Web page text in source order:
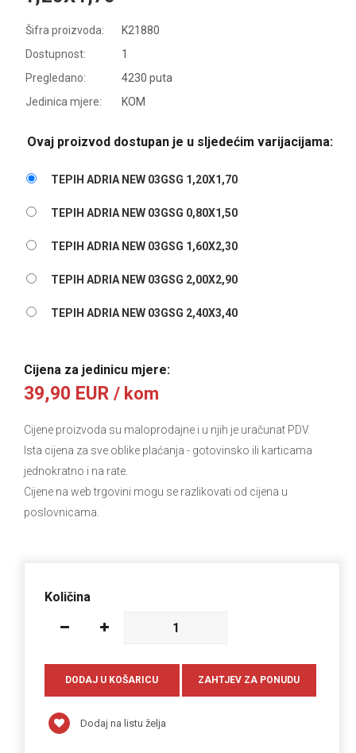
Šifra proizvoda:
K21880
Dostupnost:
1
Pregledano:
4230 puta
Jedinica mjere:
KOM
Ovaj proizvod dostupan je u sljedećim varijacijama:
TEPIH ADRIA NEW 03GSG 1,20X1,70
TEPIH ADRIA NEW 03GSG 0,80X1,50
TEPIH ADRIA NEW 03GSG 1,60X2,30
TEPIH ADRIA NEW 03GSG 2,00X2,90
TEPIH ADRIA NEW 03GSG 2,40X3,40
Cijena za jedinicu mjere:
39,90 EUR / kom
Cijene proizvoda su maloprodajne i u njih je uračunat PDV.
Ista cijena za sve oblike plaćanja - gotovinsko ili karticama
jednokratno i na rate.
Cijene na web trgovini mogu se razlikovati od cijena u
poslovnicama.
Količina
Dodaj na listu želja